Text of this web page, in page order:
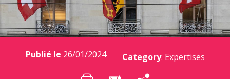
Publié le 26/01/2024 Category: Expertises